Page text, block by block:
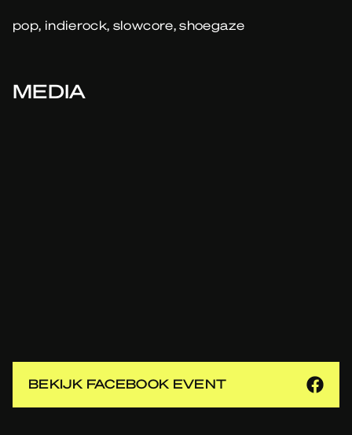
pop, indierock, slowcore, shoegaze
MEDIA
BEKIJK FACEBOOK EVENT